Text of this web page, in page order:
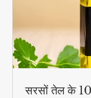
सरसों तेल के